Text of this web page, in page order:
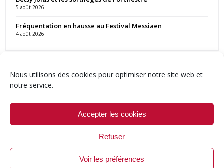
Nous utilisons des cookies pour optimiser notre site web et
notre service.
Accepter les cookies
Refuser
Voir les préférences
5 août 2026
Fréquentation en hausse au Festival Messiaen
4 août 2026